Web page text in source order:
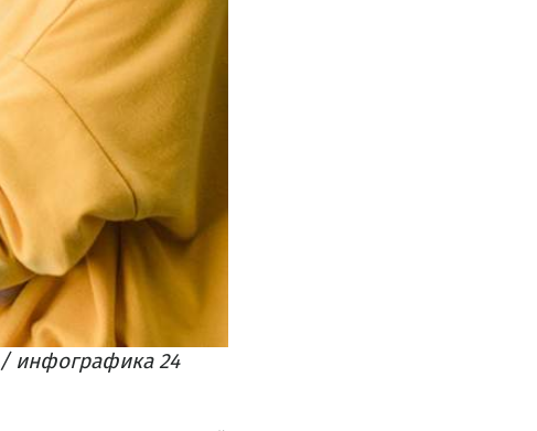
/ инфографика 24